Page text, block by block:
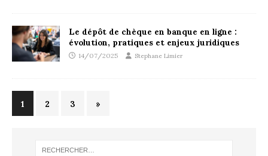
Le dépôt de chèque en banque en ligne :
évolution, pratiques et enjeux juridiques
14/07/2025 Stephane Limier
1 2 3 »